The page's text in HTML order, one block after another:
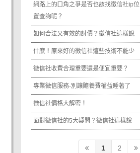
網路上的口角之爭是否也該找徵信社ip位
置查詢呢？
如何合法又有效的討債？徵信社這樣說
什麼！原來好的徵信社這些技術不能少
徵信社收費合理重要還是便宜重要？
專業徵信服務-別讓贍養費權益睡著了
徵信社價格大解密！
面對徵信社的5大疑問？徵信社這樣說
1 2